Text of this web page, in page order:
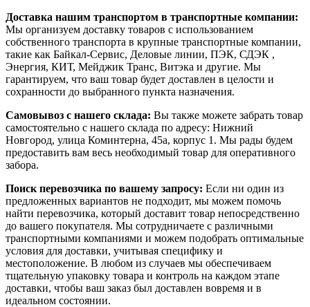
Доставка нашим транспортом в транспортные компании:
Мы организуем доставку товаров с использованием
собственного транспорта в крупные транспортные компании,
такие как Байкал-Сервис, Деловые линии, ПЭК, СДЭК ,
Энергия, КИТ, Мейджик Транс, Витэка и другие. Мы
гарантируем, что ваш товар будет доставлен в целости и
сохранности до выбранного пункта назначения.
Самовывоз с нашего склада: Вы также можете забрать товар
самостоятельно с нашего склада по адресу: Нижний
Новгород, улица Коминтерна, 45а, корпус 1. Мы рады будем
предоставить вам весь необходимый товар для оперативного
забора.
Поиск перевозчика по вашему запросу: Если ни один из
предложенных вариантов не подходит, мы можем помочь
найти перевозчика, который доставит товар непосредственно
до вашего покупателя. Мы сотрудничаете с различными
транспортными компаниями и можем подобрать оптимальные
условия для доставки, учитывая специфику и
местоположение. В любом из случаев мы обеспечиваем
тщательную упаковку товара и контроль на каждом этапе
доставки, чтобы ваш заказ был доставлен вовремя и в
идеальном состоянии.